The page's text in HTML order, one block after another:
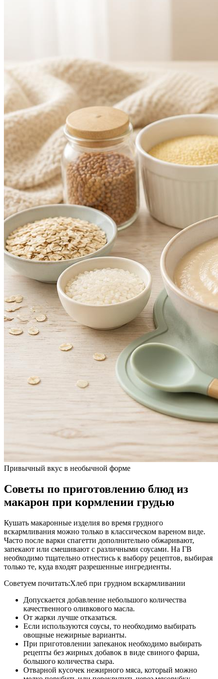
Привычный вкус в необычной форме
Советы по приготовлению блюд из
макарон при кормлении грудью
Кушать макаронные изделия во время грудного
вскармливания можно только в классическом вареном виде.
Часто после варки спагетти дополнительно обжаривают,
запекают или смешивают с различными соусами. На ГВ
необходимо тщательно отнестись к выбору рецептов, выбирая
только те, куда входят разрешенные ингредиенты.
Советуем почитать:Хлеб при грудном вскармливании
Допускается добавление небольшого количества
качественного оливкового масла.
От жарки лучше отказаться.
Если используются соусы, то необходимо выбирать
овощные нежирные варианты.
При приготовлении запеканок необходимо выбирать
рецепты без жирных добавок в виде свиного фарша,
большого количества сыра.
Отварной кусочек нежирного мяса, который можно